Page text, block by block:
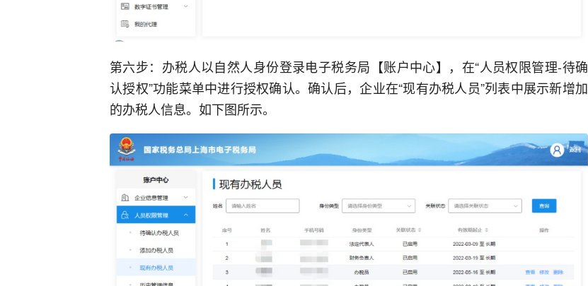
第六步：办税人以自然人身份登录电子税务局【账户中心】，在“人员权限管理-待确
认授权”功能菜单中进行授权确认。确认后，企业在“现有办税人员”列表中展示新增加
的办税人信息。如下图所示。